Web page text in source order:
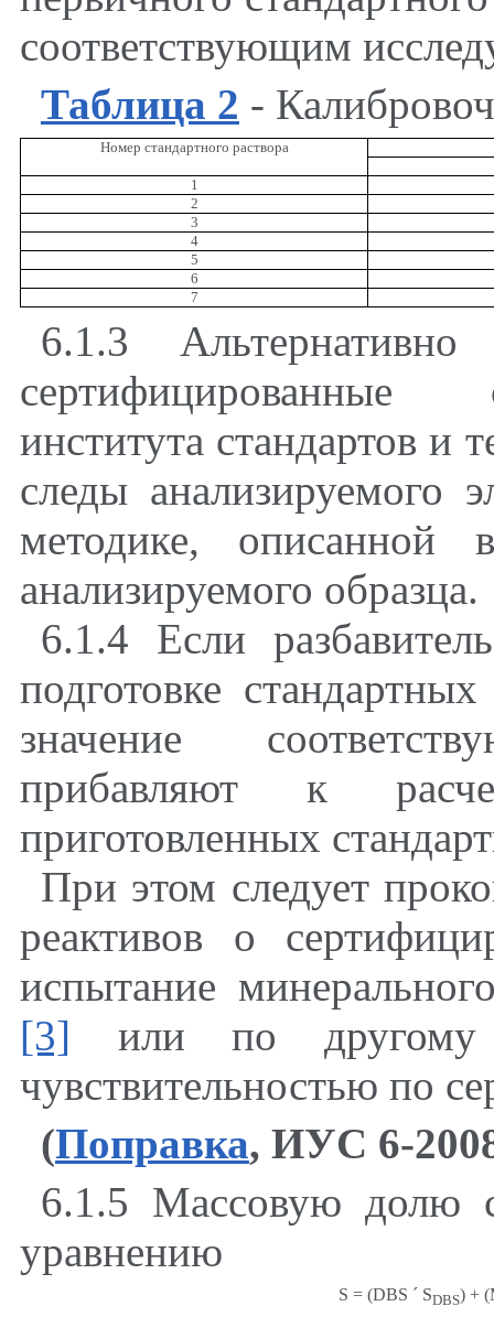
соответствующим
Таблица 2 -
Номер стандартного раствора
1
2
3
4
5
6
7
6.1.3
сертифицированные
института стандартов и
следы анализируемого
методике, описанной
анализируемого образца.
6.1.4 Если
подготовке
значение
прибавляют к
приготовленных
При этом следует
реактивов о
испытание
[3] или по другому
чувствительностью по
(Поправка, ИУС 6-
6.1.5 Массовую долю
уравнению
S = (DBS ´SDBS) + (